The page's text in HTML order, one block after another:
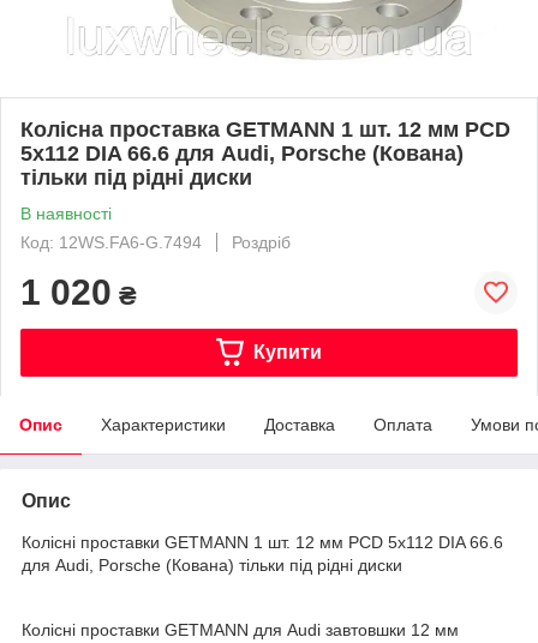
Колісна проставка GETMANN 1 шт. 12 мм PCD
5x112 DIA 66.6 для Audi, Porsche (Кована)
тільки під рідні диски
В наявності
Код: 12WS.FA6-G.7494
Роздріб
1 020 ₴
Купити
Опис Характеристики Доставка Оплата Умови
Опис
Колісні проставки GETMANN 1 шт. 12 мм PCD 5x112 DIA 66.6
для Audi, Porsche (Кована) тільки під рідні диски
Колісні проставки GETMANN для Audi завтовшки 12 мм